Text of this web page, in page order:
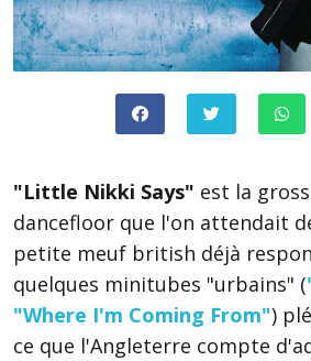
"Little Nikki Says" est la
dancefloor que l'on attendait
petite meuf british déjà
quelques minitubes "urbains" (
"Where I'm Coming From")
ce que l'Angleterre compte